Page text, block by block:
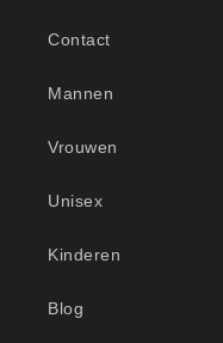
Contact
Mannen
Vrouwen
Unisex
Kinderen
Blog